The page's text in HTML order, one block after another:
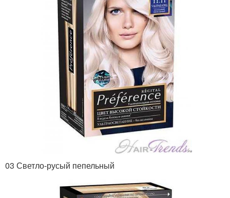
03 Светло-русый пепельный